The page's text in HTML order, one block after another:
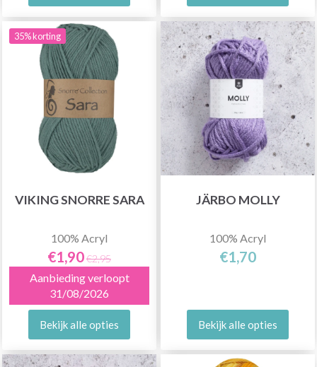
35% korting
VIKING SNORRE SARA
100% Acryl
€1,90€2,95
Aanbieding verloopt
31/08/2026
Bekijk alle opties
JÄRBO MOLLY
100% Acryl
€1,70
Bekijk alle opties